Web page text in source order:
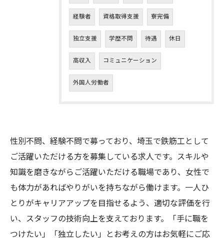
経験者 資格取得支援 寮完備
独立支援 学歴不問 待遇 休日
高収入 コミュニケーション
外国人労働者
性別不問、経験不問で募っており、埼玉で鉄筋工として
ご活躍いただける方を募集している求人です。スキルや
知識を磨きながらご活躍いただける職場であり、女性で
も体力があればやりがいを持ちながら働けます。一人ひ
とりがキャリアアップを目指せるよう、適切な評価を行
い、スタッフの技術向上を支えております。「手に職を
つけたい」「独立したい」とお考えの方はお気軽にご応